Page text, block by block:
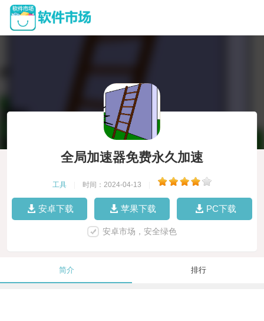
全局加速器免费永久加速
工具 时间：2024-04-13
安卓下载 苹果下载 PC下载
安卓市场，安全绿色
简介 排行